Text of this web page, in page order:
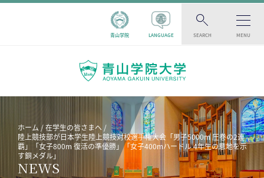
青山学院 LANGUAGE SEARCH MENU
ホーム
在学生の皆さまへ
陸上競技部が日本学生陸上競技対校選手権大会「男子5000m 圧巻の2連
覇」「女子800m 復活の準優勝」「女子400mハードル 4年生の意地を示
す銅メダル」
NEWS